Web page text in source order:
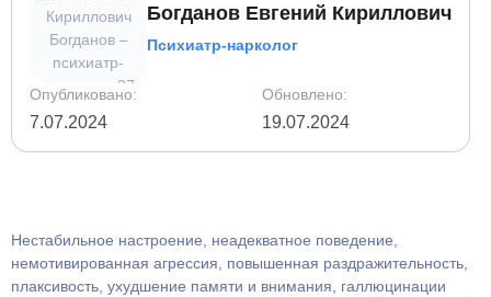
Богданов Евгений Кириллович
Психиатр-нарколог
Опубликовано:
7.07.2024
Обновлено:
19.07.2024
Нестабильное настроение, неадекватное поведение,
немотивированная агрессия, повышенная раздражительность,
плаксивость, ухудшение памяти и внимания, галлюцинации